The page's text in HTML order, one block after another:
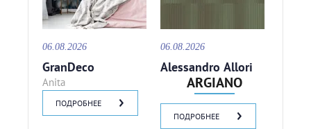
06.08.2026
GranDeco
Anita
ПОДРОБНЕЕ
06.08.2026
Alessandro Allori
ARGIANO
ПОДРОБНЕЕ